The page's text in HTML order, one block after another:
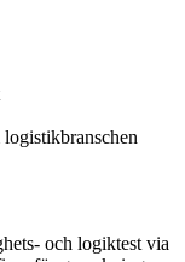
och logiktest via